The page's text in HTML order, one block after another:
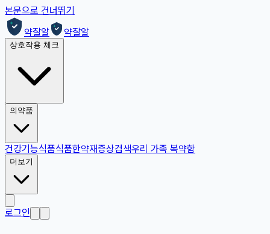
본문으로 건너뛰기
약잘알
약잘알
상호작용 체크
의약품
건강기능식품식품한약재증상검색우리 가족 복약함
더보기
로그인